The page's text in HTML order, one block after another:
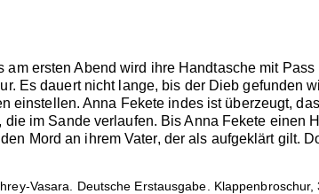
ersten Abend wird ihre Handtasche mit Pass
Es dauert nicht lange, bis der Dieb gefunden
Anna Fekete indes ist überzeugt,
im Sande verlaufen. Bis Anna Fekete einen
Mord an ihrem Vater, der als aufgeklärt gilt.
Vasara. Deutsche Erstausgabe. Klappenbroschur,